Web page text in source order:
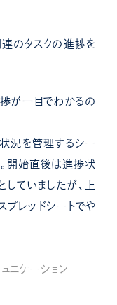
のタスクの進捗を
が一目でわかるの
況を管理するシー
開始直後は進捗状
していましたが、上
プレッドシートでや
ニケーション